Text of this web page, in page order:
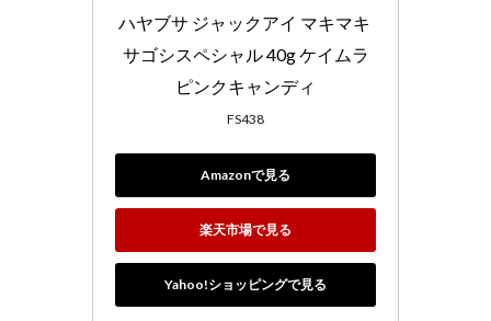
ハヤブサ ジャックアイ マキマキ
サゴシスペシャル 40g ケイムラ
ピンクキャンディ
FS438
Amazonで見る
楽天市場で見る
Yahoo!ショッピングで見る